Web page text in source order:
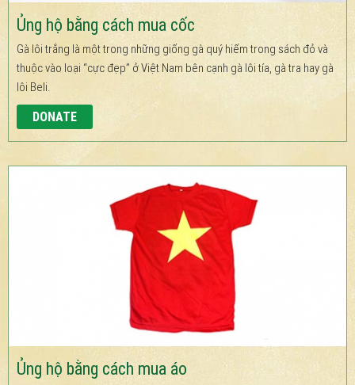
Ủng hộ bằng cách mua cốc
Gà lôi trắng là một trong những giống gà quý hiếm trong sách đỏ và
thuộc vào loại “cực đẹp” ở Việt Nam bên cạnh gà lôi tía, gà tra hay gà
lôi Beli.
DONATE
Ủng hộ bằng cách mua áo